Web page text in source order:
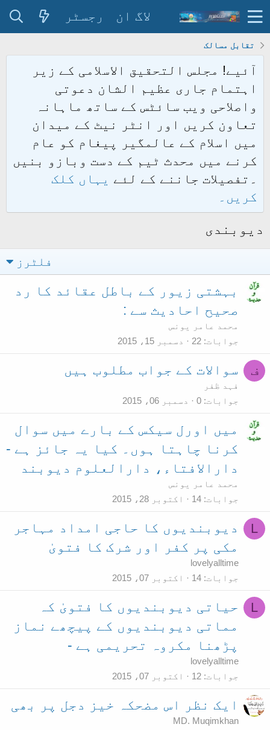
لاگ ان رجسٹر
تقابل مسالک
آئیے! مجلس التحقیق الاسلامی کے زیر
اہتمام جاری عظیم الشان دعوتی
واصلاحی ویب سائٹس کے ساتھ ماہانہ
تعاون کریں اور انٹر نیٹ کے میدان
میں اسلام کے عالمگیر پیغام کو عام
کرنے میں محدث ٹیم کے دست وبازو بنیں
۔تفصیلات جاننے کے لئے یہاں کلک
کریں۔
دیوبندی
فلٹرز
بہشتی زیور کے باطل عقائد کا رد
صحیح احادیث سے :
محمد عامر یونس
جوابات 22 دسمبر 15، 2015
ف سوالات کے جواب مطلوب ہیں
فہد ظفر
جوابات 0 دسمبر 06، 2015
میں اورل سیکس کے بارے میں سوال
کرنا چاہتا ہوں۔ کیا یہ جائز ہے -
دارالافتاء، دارالعلوم دیوبند
محمد عامر یونس
جوابات 14 اکتوبر 28، 2015
L
دیوبندیوں کا حاجی امداد مہاجر
مکی پر کفر اور شرک کا فتویٰ
lovelyalltime
جوابات 14 اکتوبر 07، 2015
L
حیاتی دیوبندیوں کا فتویٰ کہ
مماتی دیوبندیوں کے پیچھے نماز
پڑھنا مکروہ تحریمی ہے -
lovelyalltime
جوابات 12 اکتوبر 07، 2015
ایک نظر اس مضحکہ خیز دجل پر بھی
MD. Muqimkhan